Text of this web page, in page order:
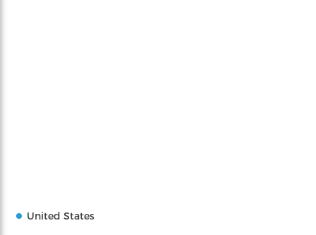
United States